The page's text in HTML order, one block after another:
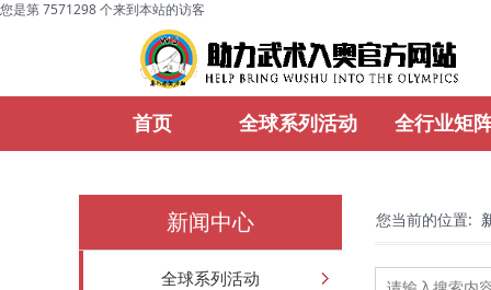
您是第 7571298 个来到本站的访客
首页 全球系列活动 全行业矩
新闻中心
全球系列活动
您当前的位置: